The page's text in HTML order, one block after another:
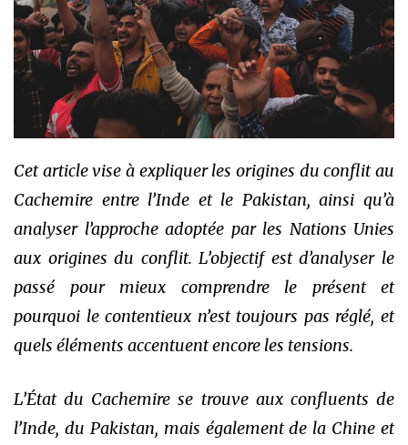
Cet article vise à expliquer les origines du conflit au
Cachemire entre l’Inde et le Pakistan, ainsi qu’à
analyser l’approche adoptée par les Nations Unies
aux origines du conflit. L’objectif est d’analyser le
passé pour mieux comprendre le présent et
pourquoi le contentieux n’est toujours pas réglé, et
quels éléments accentuent encore les tensions.
L’État du Cachemire se trouve aux confluents de
l’Inde, du Pakistan, mais également de la Chine et